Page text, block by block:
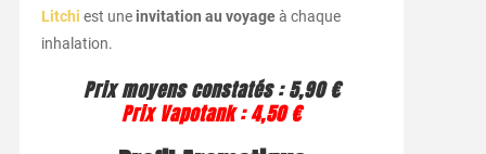
Litchi est une invitation au voyageà chaque
inhalation.
Prix moyens constatés : 5,90 €
Prix Vapotank : 4,50 €